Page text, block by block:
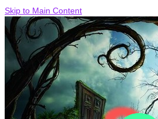
Skip to Main Content